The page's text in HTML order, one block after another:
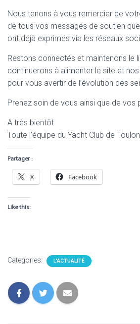
Nous tenons à vous remercier de
de tous vos messages de soutien
ont déjà exprimés via les réseaux
Restons connectés et maintenons le
continuerons à alimenter le site et
pour vous avertir de l’évolution des
Prenez soin de vous ainsi que de vos
A très bientôt
Toute l’équipe du Yacht Club de
Partager :
X Facebook
Like this:
Categories: L'ACTUALITÉ